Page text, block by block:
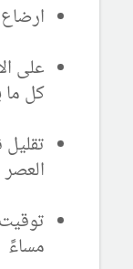
على
كل
العصر
مساءً